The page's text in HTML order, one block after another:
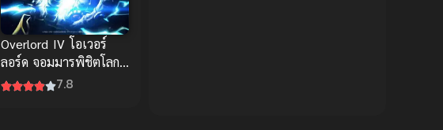
Overlord IV โอเวอร์
ลอร์ด จอมมารพิชิตโลก
ภาค 4
7.8